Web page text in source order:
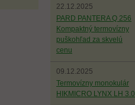
22.12.2025
PARD PANTERA Q 256
Kompaktný termovízny
puškohľad za skvelú
cenu
09.12.2025
Termovízny monokulár
HIKMICRO LYNX LH 3.0